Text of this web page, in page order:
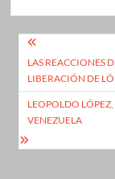
de
entradas
LAS REACCIONES
LIBERACIÓN DE
LEOPOLDO
VENEZUELA